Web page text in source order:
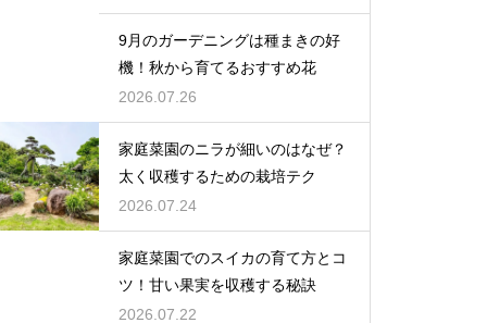
9月のガーデニングは種まきの好
機！秋から育てるおすすめ花
2026.07.26
家庭菜園のニラが細いのはなぜ？
太く収穫するための栽培テク
2026.07.24
家庭菜園でのスイカの育て方とコ
ツ！甘い果実を収穫する秘訣
2026.07.22